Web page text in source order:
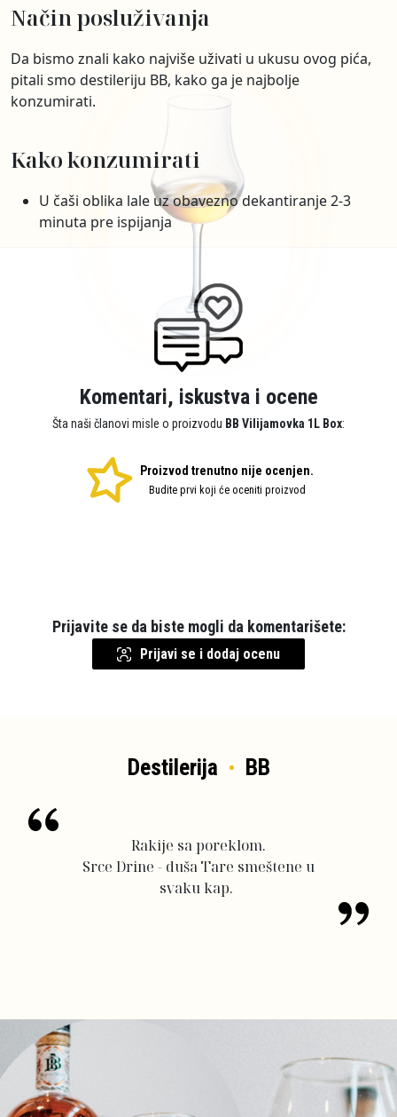
Način posluživanja
Da bismo znali kako najviše uživati u ukusu ovog pića,
pitali smo destileriju BB, kako ga je najbolje
konzumirati.
Kako konzumirati
U čaši oblika lale uz obavezno dekantiranje 2-3
minuta pre ispijanja
Komentari, iskustva i ocene
Šta naši članovi misle o proizvodu BB Vilijamovka 1L Box:
Proizvod trenutno nije ocenjen.
Budite prvi koji će oceniti proizvod
Prijavite se da biste mogli da komentarišete:
Prijavi se i dodaj ocenu
Destilerija BB
Rakije sa poreklom.
Srce Drine - duša Tare smeštene u
svaku kap.